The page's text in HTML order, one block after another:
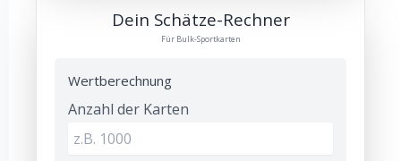
Dein Schätze-Rechner
Für Bulk-Sportkarten
Wertberechnung
Anzahl der Karten